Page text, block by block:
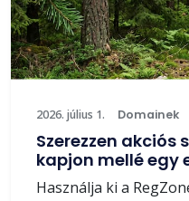
2026. július 1. Domainek
Szerezzen akciós
kapjon mellé egy
Használja ki a